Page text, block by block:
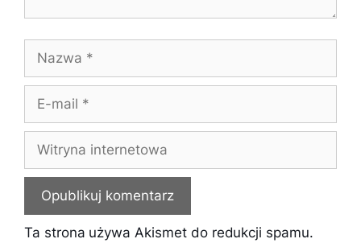
mail
internetowa
Ta strona używa Akismet do redukcji spamu.